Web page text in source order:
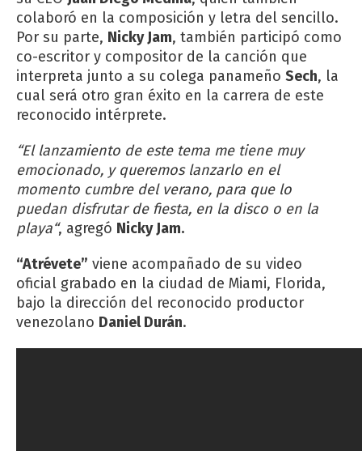
colaboró en la composición y letra del sencillo.
Por su parte, Nicky Jam, también participó como
co-escritor y compositor de la canción que
interpreta junto a su colega panameño Sech, la
cual será otro gran éxito en la carrera de este
reconocido intérprete.
“El lanzamiento de este tema me tiene muy
emocionado, y queremos lanzarlo en el
momento cumbre del verano, para que lo
puedan disfrutar de fiesta, en la disco o en la
playa“, agregó Nicky Jam.
“Atrévete” viene acompañado de su video
oficial grabado en la ciudad de Miami, Florida,
bajo la dirección del reconocido productor
venezolano Daniel Durán.